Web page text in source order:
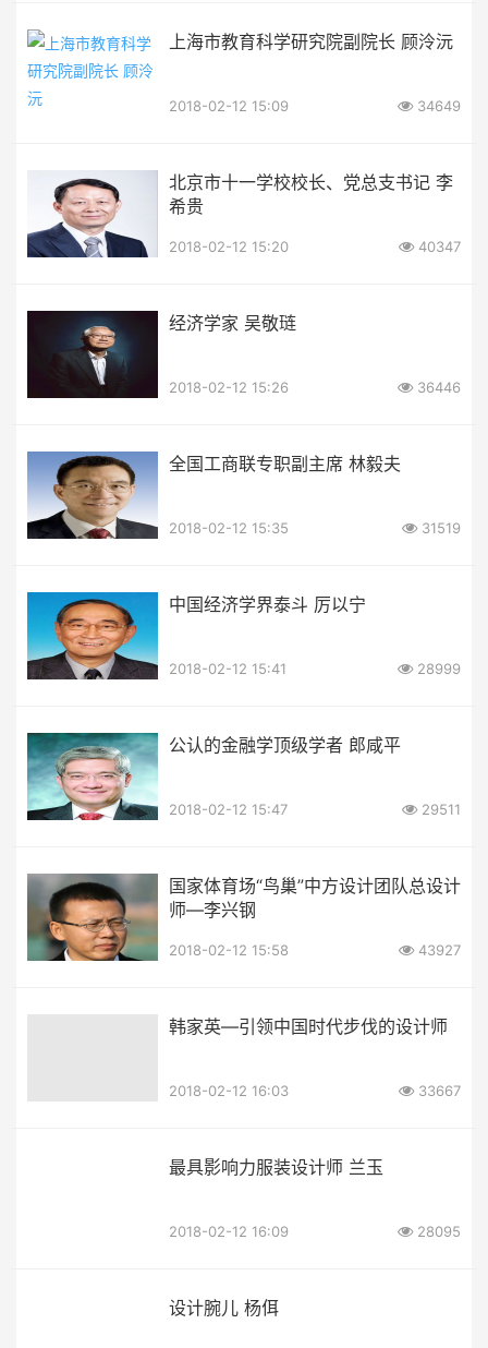
上海市教育科学研究院副院长 顾泠沅
2018-02-12 15:09 34649
北京市十一学校校长、党总支书记 李
希贵
2018-02-12 15:20 40347
经济学家 吴敬琏
2018-02-12 15:26 36446
全国工商联专职副主席 林毅夫
2018-02-12 15:35 31519
中国经济学界泰斗 厉以宁
2018-02-12 15:41 28999
公认的金融学顶级学者 郎咸平
2018-02-12 15:47 29511
国家体育场“鸟巢”中方设计团队总设计
师—李兴钢
2018-02-12 15:58 43927
韩家英—引领中国时代步伐的设计师
2018-02-12 16:03 33667
最具影响力服装设计师 兰玉
2018-02-12 16:09 28095
设计腕儿 杨佴